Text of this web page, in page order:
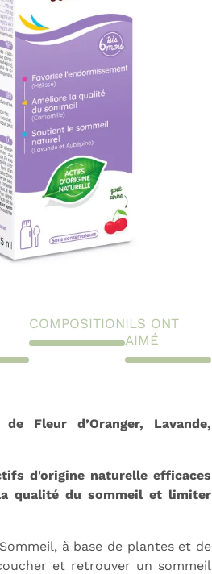
COMPOSITIONILS ONT
AIMÉ
Fleur d’Oranger, Lavande,
d'origine naturelle efficaces
qualité du sommeil et limiter
à base de plantes et de
et retrouver un sommeil